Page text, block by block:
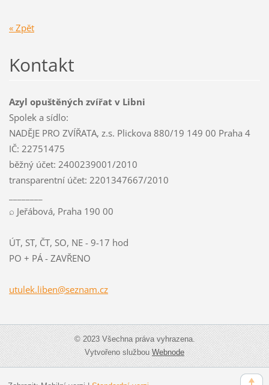
« Zpět
Kontakt
Azyl opuštěných zvířat v Libni
Spolek a sídlo:
NADĚJE PRO ZVÍŘATA, z.s. Plickova 880/19 149 00 Praha 4
IČ: 22751475
běžný účet: 2400239001/2010
transparentní účet: 2201347667/2010
⌕ Jeřábová, Praha 190 00
ÚT, ST, ČT, SO, NE - 9-17 hod
PO + PÁ - ZAVŘENO
utulek.liben@seznam.cz
© 2023 Všechna práva vyhrazena.
Vytvořeno službouWebnode